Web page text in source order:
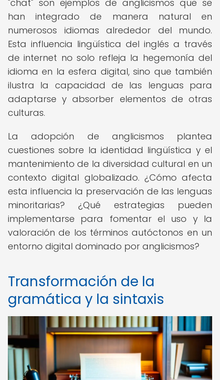
"chat" son ejemplos de anglicismos que se
han integrado de manera natural en
numerosos idiomas alrededor del mundo.
Esta influencia lingüística del inglés a través
de internet no solo refleja la hegemonía del
idioma en la esfera digital, sino que también
ilustra la capacidad de las lenguas para
adaptarse y absorber elementos de otras
culturas.
La adopción de anglicismos plantea
cuestiones sobre la identidad lingüística y el
mantenimiento de la diversidad cultural en un
contexto digital globalizado. ¿Cómo afecta
esta influencia la preservación de las lenguas
minoritarias? ¿Qué estrategias pueden
implementarse para fomentar el uso y la
valoración de los términos autóctonos en un
entorno digital dominado por anglicismos?
Transformación de la
gramática y la sintaxis